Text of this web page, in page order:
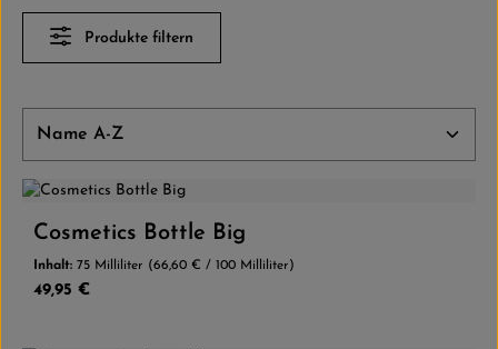
Produkte filtern
Cosmetics Bottle Big
Inhalt: 75 Milliliter (66,60 € / 100 Milliliter)
Regulärer Preis:
49,95 €